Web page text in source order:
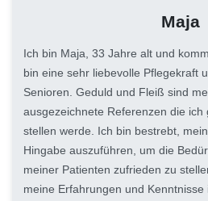
Maja
Ich bin Maja, 33 Jahre alt und
bin eine sehr liebevolle Pflegekraft
Senioren. Geduld und Fleiß sind
ausgezeichnete Referenzen die ich
stellen werde. Ich bin bestrebt,
Hingabe auszuführen, um die
meiner Patienten zufrieden zu
meine Erfahrungen und